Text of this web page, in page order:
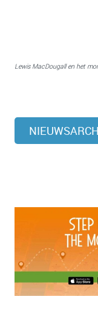
Lewis MacDougall en het